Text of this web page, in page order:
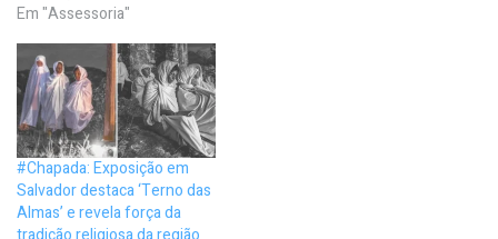
Em "Assessoria"
#Chapada: Exposição em
Salvador destaca ‘Terno das
Almas’ e revela força da